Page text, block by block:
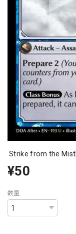
Strike from the
¥50
数量